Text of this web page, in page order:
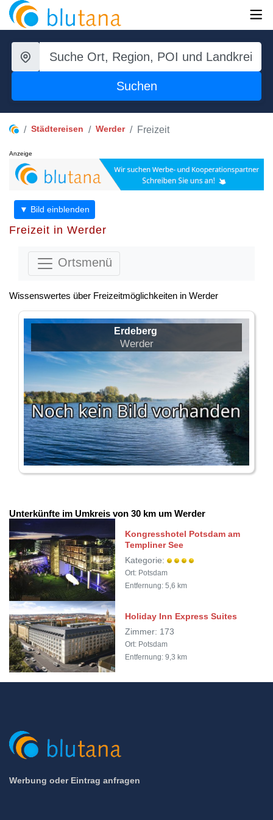
Suchen
Städtereisen Werder Freizeit
Anzeige
▼ Bild einblenden
Freizeit in Werder
Ortsmenü
Wissenswertes über Freizeitmöglichkeiten in Werder
Erdeberg
Werder
Unterkünfte im Umkreis von 30 km um Werder
Kongresshotel Potsdam am
Templiner See
Kategorie:
Ort: Potsdam
Entfernung: 5,6 km
Holiday Inn Express Suites
Zimmer: 173
Ort: Potsdam
Entfernung: 9,3 km
Werbung oder Eintrag anfragen